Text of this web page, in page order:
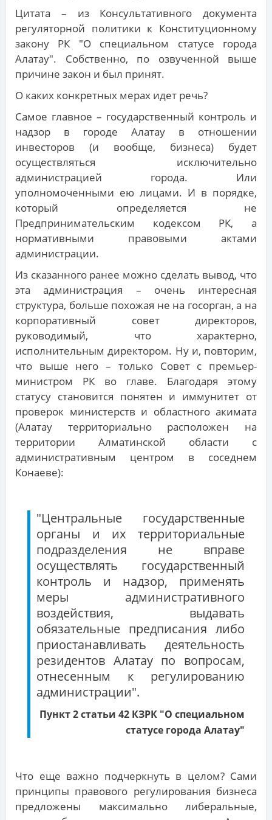
Цитата – из Консультативного документа
регуляторной политики к Конституционному
закону РК "О специальном статусе города
Алатау". Собственно, по озвученной выше
причине закон и был принят.
О каких конкретных мерах идет речь?
Самое главное – государственный контроль и
надзор в городе Алатау в отношении
инвесторов (и вообще, бизнеса) будет
осуществляться исключительно
администрацией города. Или
уполномоченными ею лицами. И в порядке,
который определяется не
Предпринимательским кодексом РК, а
нормативными правовыми актами
администрации.
Из сказанного ранее можно сделать вывод, что
эта администрация – очень интересная
структура, больше похожая не на госорган, а на
корпоративный совет директоров,
руководимый, что характерно,
исполнительным директором. Ну и, повторим,
что выше него – только Совет с премьер-
министром РК во главе. Благодаря этому
статусу становится понятен и иммунитет от
проверок министерств и областного акимата
(Алатау территориально расположен на
территории Алматинской области с
административным центром в соседнем
Конаеве):
"Центральные государственные
органы и их территориальные
подразделения не вправе
осуществлять государственный
контроль и надзор, применять
меры административного
воздействия, выдавать
обязательные предписания либо
приостанавливать деятельность
резидентов Алатау по вопросам,
отнесенным к регулированию
администрации".
Пункт 2 статьи 42 КЗРК "О специальном
статусе города Алатау"
Что еще важно подчеркнуть в целом? Сами
принципы правового регулирования бизнеса
предложены максимально либеральные,